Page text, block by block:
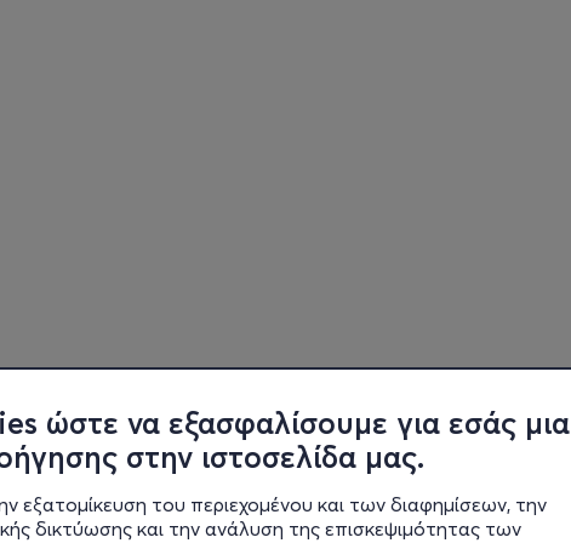
ώστε να εξασφαλίσουμε για εσάς μια
στην ιστοσελίδα μας.
εξατομίκευση του περιεχομένου και των διαφημίσεων, την
δικτύωσης και την ανάλυση της επισκεψιμότητας των